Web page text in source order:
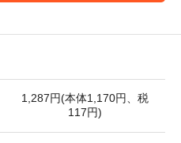
1,287円(本体1,170円、税
117円)